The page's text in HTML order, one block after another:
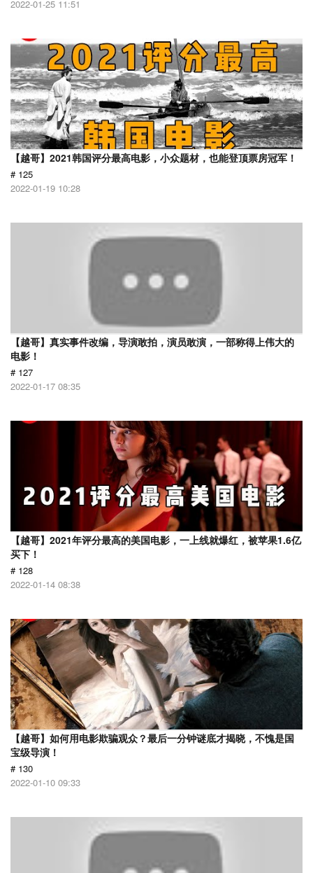
2022-01-25 11:51
【越哥】2021韩国评分最高电影，小众题材，也能登顶票房冠军！
# 125
2022-01-19 10:28
【越哥】真实事件改编，导演敢拍，演员敢演，一部称得上伟大的
电影！
# 127
2022-01-17 08:35
【越哥】2021年评分最高的美国电影，一上线就爆红，被苹果1.6亿
买下！
# 128
2022-01-14 08:38
【越哥】如何用电影欺骗观众？最后一分钟谜底才揭晓，不愧是国
宝级导演！
# 130
2022-01-10 09:33